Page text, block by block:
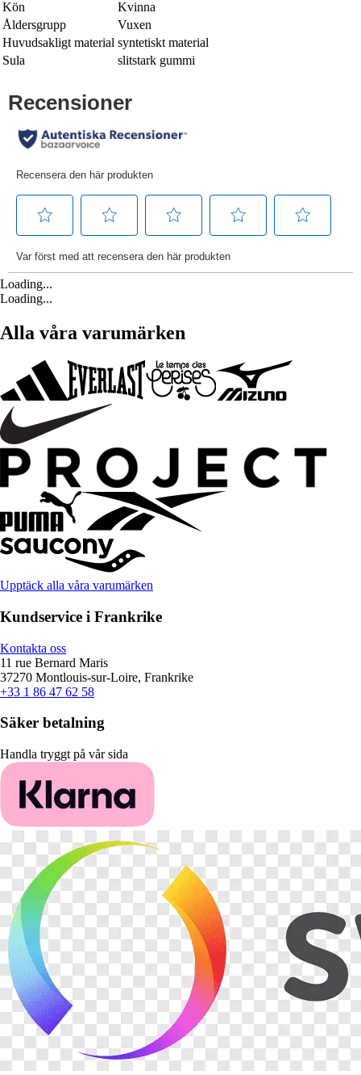
Kön
Kvinna
Åldersgrupp
Vuxen
Huvudsakligt material syntetiskt material
Sula
slitstark gummi
Loading...
Loading...
Alla våra varumärken
Upptäck alla våra varumärken
Kundservice i Frankrike
Kontakta oss
11 rue Bernard Maris
37270 Montlouis-sur-Loire, Frankrike
+33 1 86 47 62 58
Säker betalning
Handla tryggt på vår sida